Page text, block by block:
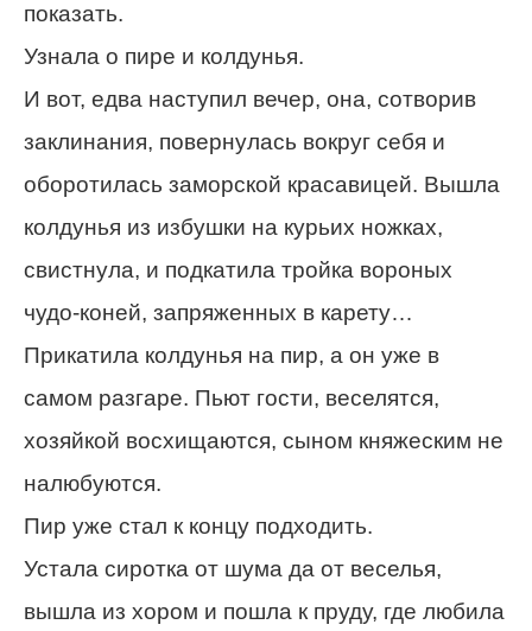
показать.
Узнала о пире и колдунья.
И вот, едва наступил вечер, она, сотворив
заклинания, повернулась вокруг себя и
оборотилась заморской красавицей. Вышла
колдунья из избушки на курьих ножках,
свистнула, и подкатила тройка вороных
чудо-коней, запряженных в карету…
Прикатила колдунья на пир, а он уже в
самом разгаре. Пьют гости, веселятся,
хозяйкой восхищаются, сыном княжеским не
налюбуются.
Пир уже стал к концу подходить.
Устала сиротка от шума да от веселья,
вышла из хором и пошла к пруду, где любила